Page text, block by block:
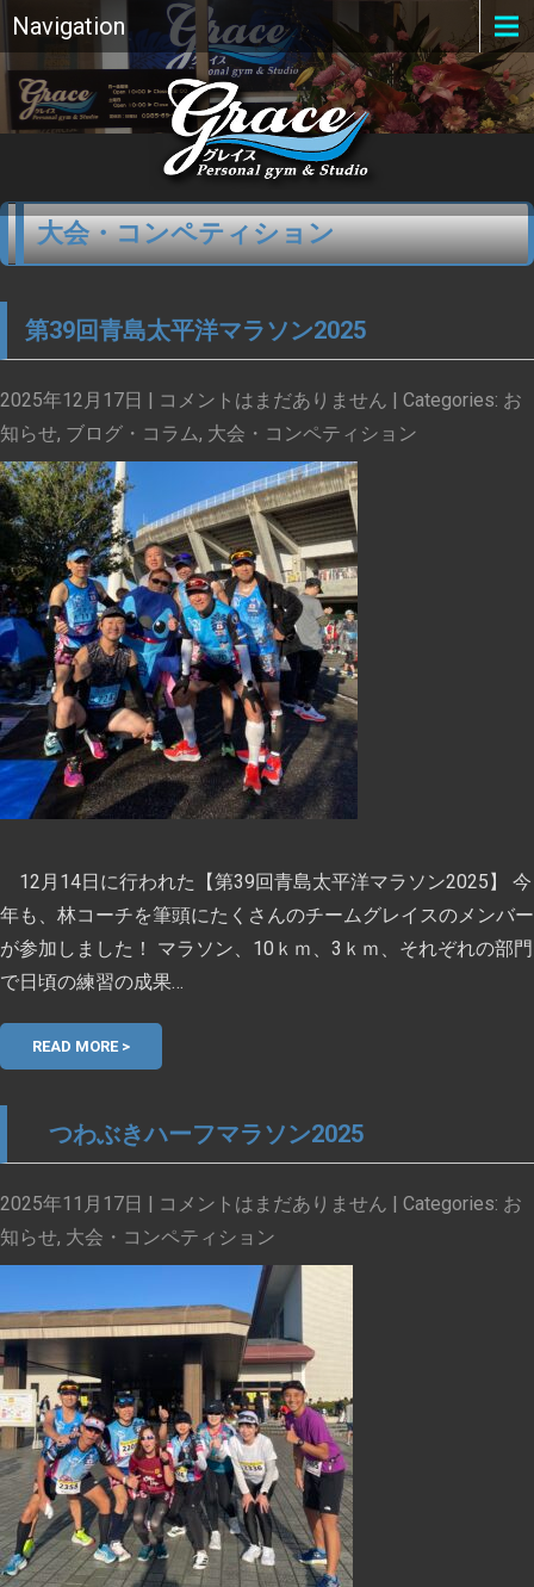
Navigation
大会・コンペティション
第39回青島太平洋マラソン2025
2025年12月17日 | コメントはまだありません | Categories: お
知らせ, ブログ・コラム, 大会・コンペティション
12月14日に行われた【第39回青島太平洋マラソン2025】 今
年も、林コーチを筆頭にたくさんのチームグレイスのメンバー
が参加しました！ マラソン、10ｋｍ、3ｋｍ、それぞれの部門
で日頃の練習の成果…
READ MORE >
つわぶきハーフマラソン2025
2025年11月17日 | コメントはまだありません | Categories: お
知らせ, 大会・コンペティション